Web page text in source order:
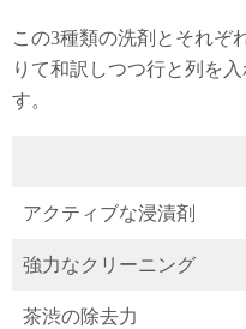
この3種類の洗剤とそれぞ
りて和訳しつつ行と列を
す。
アクティブな浸漬剤
強力なクリーニング
茶渋の除去力